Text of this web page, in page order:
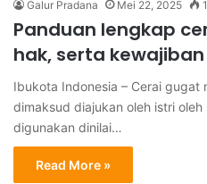
Galur Pradana Mei 22, 2025
Panduan lengkap
hak, serta kewajiban
Ibukota Indonesia – Cerai gugat
dimaksud diajukan oleh istri
digunakan dinilai…
Read More »